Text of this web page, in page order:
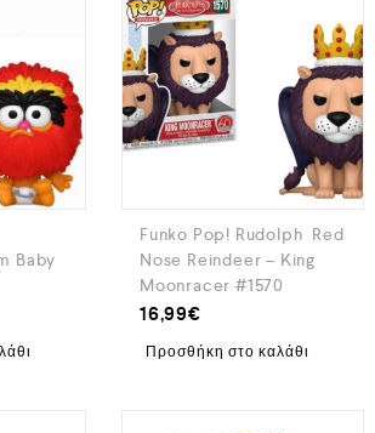
Baby
Funko Pop! Rudolph Red
Nose Reindeer – King
Moonracer​ #1570
16,99€
Προσθήκη στο καλάθι